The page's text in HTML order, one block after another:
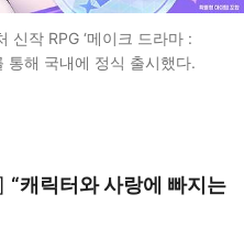
신작 RPG ‘메이크 드라마 :
통해 국내에 정식 출시했다.
“캐릭터와 사랑에 빠지는